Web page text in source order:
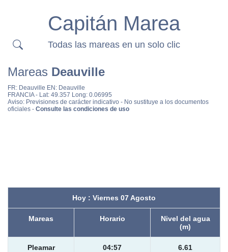
Capitán Marea
Todas las mareas en un solo clic
Mareas Deauville
FR: Deauville EN: Deauville
FRANCIA- Lat: 49.357 Long: 0.06995
Aviso: Previsiones de carácter indicativo - No sustituye a los documentos
oficiales - Consulte las condiciones de uso
Hoy : Viernes 07 Agosto
Mareas Horario
Nivel del agua
(m)
Pleamar 04:57 6.61